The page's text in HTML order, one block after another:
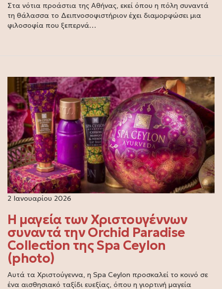
Στα νότια προάστια της Αθήνας, εκεί όπου η πόλη συναντά
τη θάλασσα το Δειπνοσοφιστήριον έχει διαμορφώσει μια
φιλοσοφία που ξεπερνά…
2 Ιανουαρίου 2026
Η μαγεία των Χριστουγέννων
συναντά την Orchid Paradise
Collection της Spa Ceylon
(photo)
Αυτά τα Χριστούγεννα, η Spa Ceylon προσκαλεί το κοινό σε
ένα αισθησιακό ταξίδι ευεξίας, όπου η γιορτινή μαγεία